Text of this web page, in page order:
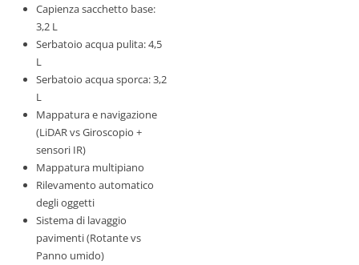
Capienza sacchetto base:
3,2 L
Serbatoio acqua pulita: 4,5
L
Serbatoio acqua sporca: 3,2
L
Mappatura e navigazione
(LiDAR vs Giroscopio +
sensori IR)
Mappatura multipiano
Rilevamento automatico
degli oggetti
Sistema di lavaggio
pavimenti (Rotante vs
Panno umido)